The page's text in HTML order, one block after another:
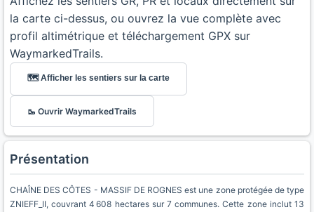
la carte ci-dessus, ou ouvrez la vue complète avec
profil altimétrique et téléchargement GPX sur
WaymarkedTrails.
🗺️ Afficher les sentiers sur la carte
🥾 Ouvrir WaymarkedTrails
Présentation
CHAÎNE DES CÔTES - MASSIF DE ROGNES est une zone protégée de type
ZNIEFF_II, couvrant 4 608 hectares sur 7 communes. Cette zone inclut 13